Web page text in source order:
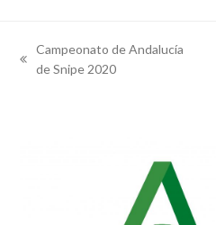
previous
Campeonato de Andalucía
de Snipe 2020